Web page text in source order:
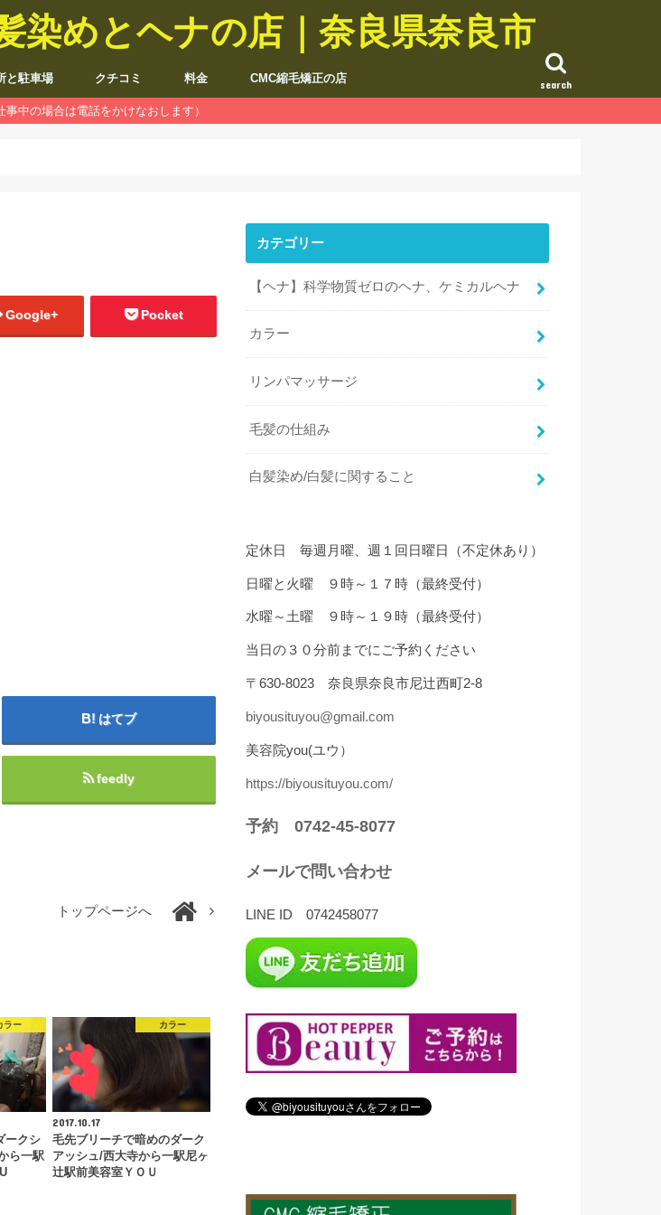
めとヘナの店｜奈良県奈良市
search
と駐車場 クチコミ 料金 CMC縮毛矯正の店
事中の場合は電話をかけなおします）
Google+ Pocket
はてブ
feedly
トップページへ
ラー
ークシ
ら一駅
カラー
2017.10.17
毛先ブリーチで暗めのダーク
アッシュ/西大寺から一駅尼ヶ
辻駅前美容室ＹＯＵ
カテゴリー
【ヘナ】科学物質ゼロのヘナ、ケミカルヘナ
カラー
リンパマッサージ
毛髪の仕組み
白髪染め/白髪に関すること
定休日 毎週月曜、週１回日曜日（不定休あり）
日曜と火曜 ９時～１７時（最終受付）
水曜～土曜 ９時～１９時（最終受付）
当日の３０分前までにご予約ください
〒630-8023 奈良県奈良市尼辻西町2-8
biyousituyou@gmail.com
美容院you(ユウ）
https://biyousituyou.com/
予約 0742-45-8077
メールで問い合わせ
LINE ID 0742458077